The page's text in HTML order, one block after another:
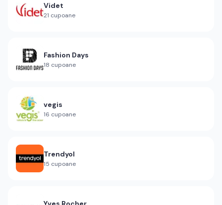
Videt
21 cupoane
Fashion Days
18 cupoane
vegis
16 cupoane
Trendyol
15 cupoane